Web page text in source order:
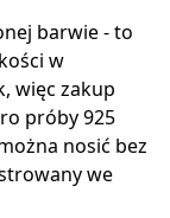
barwie - to
w
więc zakup
próby 925
nosić bez
we